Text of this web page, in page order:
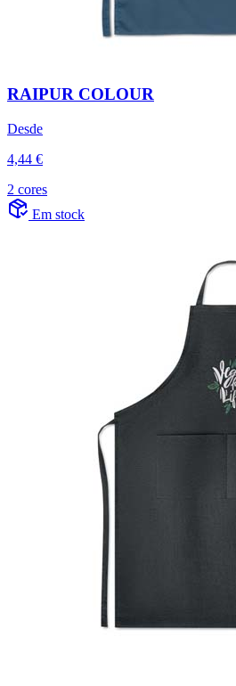
RAIPUR COLOUR
Desde
4,44 €
2 cores
Em stock